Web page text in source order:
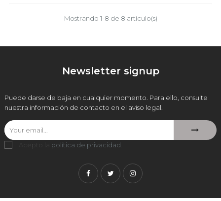
Mostrando 1-8 de 8 artículo(s)
Newsletter signup
Puede darse de baja en cualquier momento. Para ello, consulte
nuestra información de contacto en el aviso legal.
Acepto la política de privacidad
FacebookTwitterInstagram